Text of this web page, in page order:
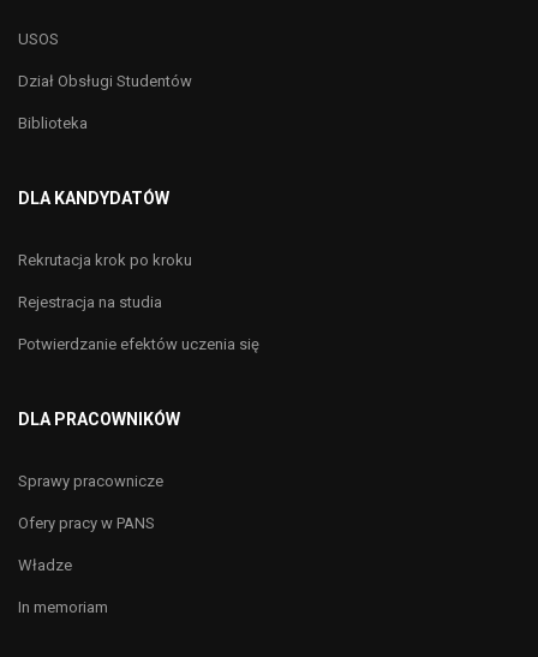
USOS
Dział Obsługi Studentów
Biblioteka
DLA KANDYDATÓW
Rekrutacja krok po kroku
Rejestracja na studia
Potwierdzanie efektów uczenia się
DLA PRACOWNIKÓW
Sprawy pracownicze
Ofery pracy w PANS
Władze
In memoriam